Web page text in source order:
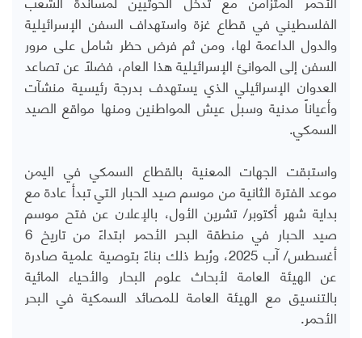
الفلسطيني في قطاع غزة واستهداف السفن الإسرائيلية
والدول الداعمة لها، ومن ثم فرض حظر شامل على مرور
السفن إلى الموانئ الإسرائيلية هذا العام، فضلاً عن تصاعد
العدوان الإسرائيلي الذي يستهدف بدرجة رئيسية منشآت
وأعياناً مدنية وسبل عيش المواطنين ومنها مواقع الصيد
السمكي.
واستبقت الجهات المعنية بالقطاع السمكي في اليمن
موعد الفترة الثانية من موسم صيد الحبار التي تبدأ عادة مع
بداية شهر أكتوبر/ تشرين الأول، بالإعلان عن فتح موسم
صيد الحبار في منطقة البحر الأحمر ابتداءً من تاريخ 6
أغسطس/ آب 2025، ورُبط ذلك بناءً بتوصية علمية صادرة
عن الهيئة العامة لأبحاث علوم البحار والأحياء المائية
بالتنسيق مع الهيئة العامة للمصائد السمكية في البحر
الأحمر.